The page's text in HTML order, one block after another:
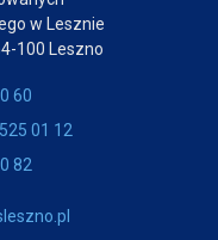
w Lesznie
100 Leszno
60
01 12
82